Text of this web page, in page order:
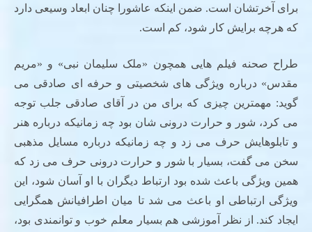
برای آخرتشان است. ضمن اینکه عاشورا چنان ابعاد وسیعی دارد
که هرچه برایش کار شود، کم است.
طراح صحنه فیلم هایی همچون «ملک سلیمان نبی» و «مریم
مقدس» درباره ویژگی های شخصیتی و حرفه ای صادقی می
گوید: مهمترین چیزی که برای من در آقای صادقی جلب توجه
می کرد، شور و حرارت درونی شان بود چه زمانیکه درباره هنر
و تابلوهایش حرف می زد و چه زمانیکه درباره مسایل مذهبی
سخن می گفت، بسیار با شور و حرارت درونی حرف می زد که
همین ویژگی باعث شده بود ارتباط دیگران با او آسان شود، این
ویژگی ارتباطی او باعث می شد تا میان اطرافیانش همگرایی
ایجاد کند. از نظر آموزشی هم بسیار معلم خوب و توانمندی بود،